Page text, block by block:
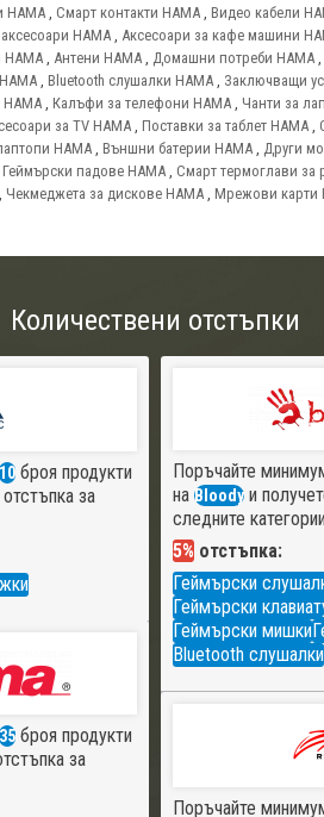
HAMA Смарт контакти HAMA Видео кабели
HAMA Аксесоари за кафе машини
Антени HAMA Домашни потреби HAMA
Bluetooth слушалки HAMA Заключващи
Калъфи за телефони HAMA Чанти за
за TV HAMA Поставки за таблет HAMA
HAMA Външни батерии HAMA Други
Геймърски падове HAMA Смарт термоглави за
Чекмеджета за дискове HAMA Мрежови карти
Количествени отстъпки
10броя продукти
за
Поръчайте
на Bloody и
следните
5% отстъпка:
Геймърски
Геймърски
Геймърски мишки
Bluetooth слушалки
35броя продукти
за
Поръчайте